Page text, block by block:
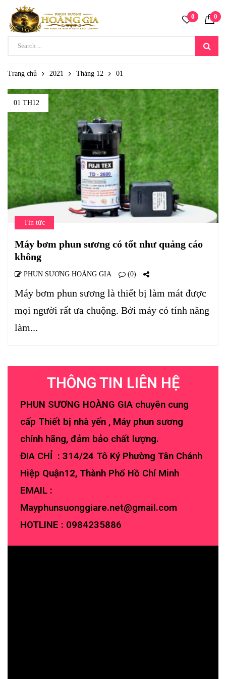
0 0
Trang chủ 2021 Tháng 12 01
01 TH12
Tin tức
Máy bơm phun sương có tốt như quảng cáo
không
PHUN SƯƠNG HOÀNG GIA (0)
Máy bơm phun sương là thiết bị làm mát được
mọi người rất ưa chuộng. Bởi máy có tính năng
làm...
THÔNG TIN LIÊN HỆ
PHUN SƯƠNG HOÀNG GIA chuyên cung
cấp Thiết bị nhà yến , Máy phun sương
chính hãng, đảm bảo chất lượng.
ĐIA CHỈ : 314/24 Tô Ký Phường Tân Chánh
Hiệp Quận12, Thành Phố Hồ Chí Minh
EMAIL :
Mayphunsuonggiare.net@gmail.com
HOTLINE : 0984235886